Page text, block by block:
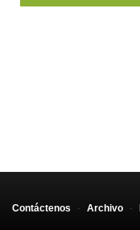
Contáctenos - Archivo -